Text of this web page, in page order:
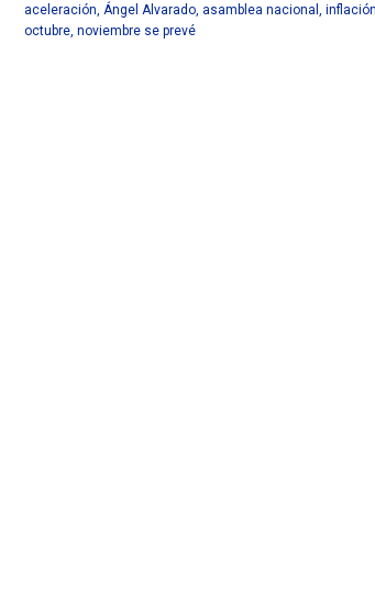
aceleración, Ángel Alvarado, asamblea nacional ,
octubre, noviembre se prevé